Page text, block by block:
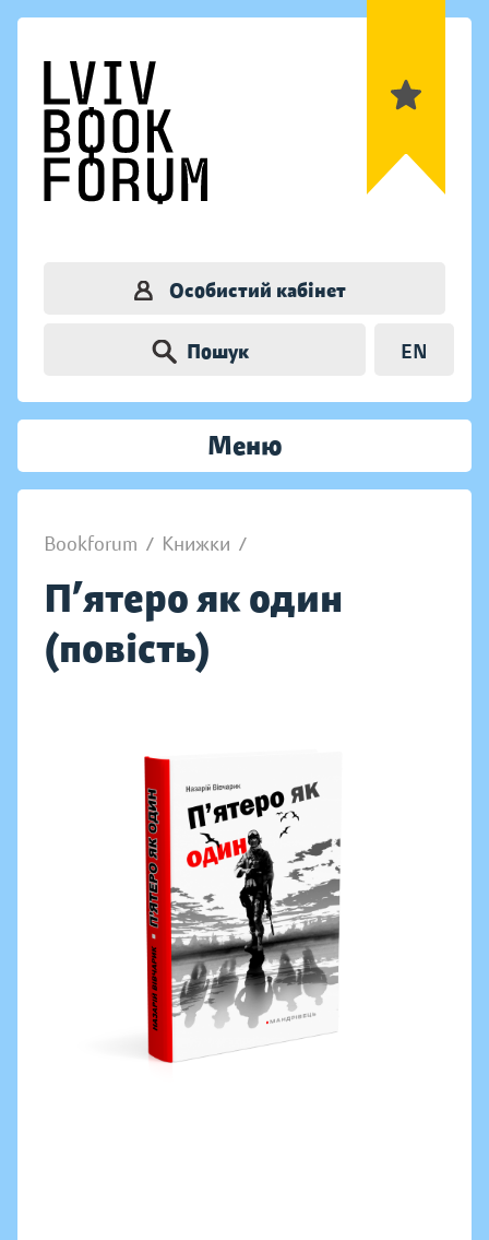
Особистий кабінет
Пошук EN
Меню
Bookforum / Книжки /
П’ятеро як один
(повість)